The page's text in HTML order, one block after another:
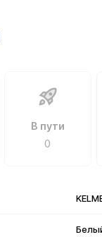
В пути
0